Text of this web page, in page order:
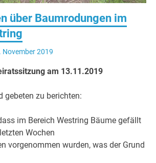
über Baumrodungen im
November 2019
am 13.11.2019
gebeten zu berichten:
im Bereich Westring Bäume gefällt
Wochen
vorgenommen wurden, was der Grund